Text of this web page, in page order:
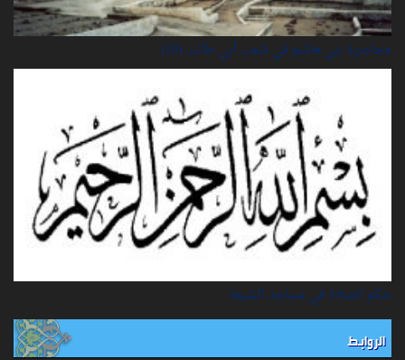
محاصرة بني هاشم في شعب أبي طالب (20)
حكم الصلاة في مساجد الشيعة
الروابط